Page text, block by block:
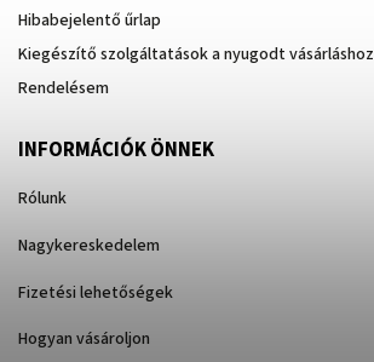
Hibabejelentő űrlap
Kiegészítő szolgáltatások a nyugodt vásárláshoz
Rendelésem
INFORMÁCIÓK ÖNNEK
Rólunk
Nagykereskedelem
Fizetési lehetőségek
Hogyan vásároljon